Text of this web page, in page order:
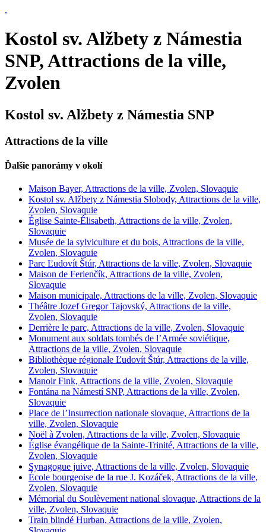
.
Kostol sv. Alžbety z Námestia
SNP, Attractions de la ville,
Zvolen
Kostol sv. Alžbety z Námestia SNP
Attractions de la ville
Ďalšie panorámy v okolí
Maison Bayer, Attractions de la ville, Zvolen, Slovaquie
Kostol sv. Alžbety z Námestia Slobody, Attractions de la ville,
Zvolen, Slovaquie
Église Sainte-Élisabeth, Attractions de la ville, Zvolen,
Slovaquie
Musée de la sylviculture et du bois, Attractions de la ville,
Zvolen, Slovaquie
Parc Ľudovít Štúr, Attractions de la ville, Zvolen, Slovaquie
Maison de Ferienčík, Attractions de la ville, Zvolen,
Slovaquie
Maison municipale, Attractions de la ville, Zvolen, Slovaquie
Théâtre Jozef Gregor Tajovský, Attractions de la ville,
Zvolen, Slovaquie
Derrière le parc, Attractions de la ville, Zvolen, Slovaquie
Monument aux soldats tombés de l’Armée soviétique,
Attractions de la ville, Zvolen, Slovaquie
Bibliothèque régionale Ľudovít Štúr, Attractions de la ville,
Zvolen, Slovaquie
Manoir Fink, Attractions de la ville, Zvolen, Slovaquie
Fontána na Námestí SNP, Attractions de la ville, Zvolen,
Slovaquie
Place de l’Insurrection nationale slovaque, Attractions de la
ville, Zvolen, Slovaquie
Noël à Zvolen, Attractions de la ville, Zvolen, Slovaquie
Église évangélique de la Sainte-Trinité, Attractions de la ville,
Zvolen, Slovaquie
Synagogue juive, Attractions de la ville, Zvolen, Slovaquie
École bourgeoise de la rue J. Kozáček, Attractions de la ville,
Zvolen, Slovaquie
Mémorial du Soulèvement national slovaque, Attractions de la
ville, Zvolen, Slovaquie
Train blindé Hurban, Attractions de la ville, Zvolen,